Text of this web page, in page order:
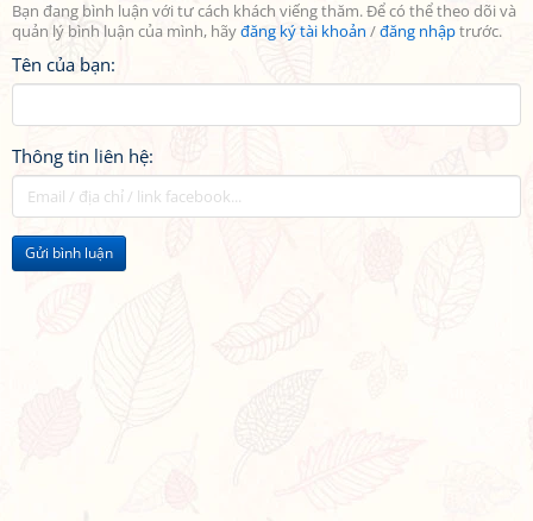
Bạn đang bình luận với tư cách khách viếng thăm. Để có thể theo dõi và
quản lý bình luận của mình, hãyđăng ký tài khoản /đăng nhậptrước.
Tên của bạn:
Thông tin liên hệ:
Gửi bình luận